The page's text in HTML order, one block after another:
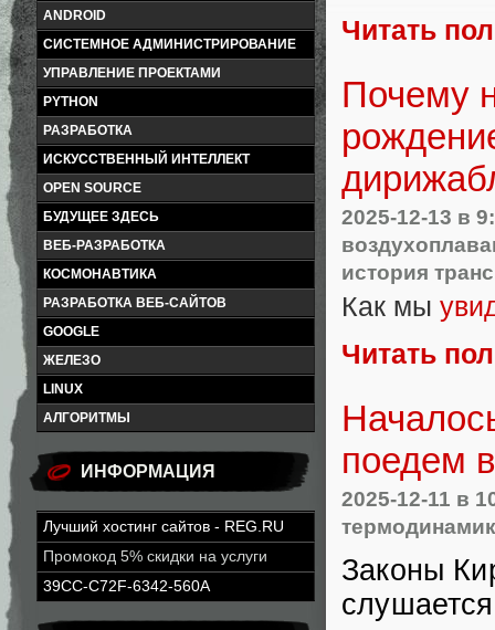
ANDROID
СИСТЕМНОЕ АДМИНИСТРИРОВАНИЕ
УПРАВЛЕНИЕ ПРОЕКТАМИ
PYTHON
РАЗРАБОТКА
ИСКУССТВЕННЫЙ ИНТЕЛЛЕКТ
OPEN SOURCE
БУДУЩЕЕ ЗДЕСЬ
ВЕБ-РАЗРАБОТКА
КОСМОНАВТИКА
РАЗРАБОТКА ВЕБ-САЙТОВ
GOOGLE
ЖЕЛЕЗО
LINUX
АЛГОРИТМЫ
ИНФОРМАЦИЯ
Лучший хостинг сайтов - REG.RU
Промокод 5% скидки на услуги
39CC-C72F-6342-560A
Читать
Почему
2025-12-13 в
история
Как мы
Читать
поедем
2025-12-11 в
Законы